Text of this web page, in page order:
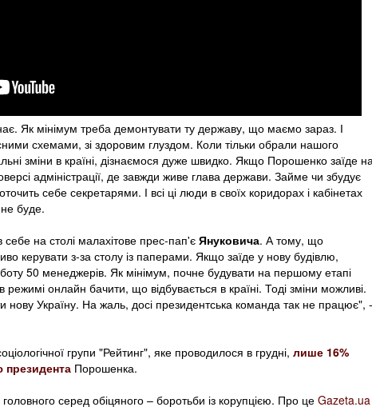
Як мінімум треба демонтувати ту державу, що маємо зараз. І
схемами, зі здоровим глуздом. Коли тільки обрали нашого
зміни в країні, дізнаємося дуже швидко. Якщо Порошенко заїде
адміністрації, де завжди живе глава держави. Займе чи збудує
себе секретарями. І всі ці люди в своїх коридорах і кабінетах
буде.
на столі малахітове прес-пап'є Януковича. А тому, що
керувати з-за столу із паперами. Якщо заїде у нову будівлю,
50 менеджерів. Як мінімум, почне будувати на першому етапі
онлайн бачити, що відбувається в країні. Тоді зміни можливі.
Україну. На жаль, досі президентська команда так не працює", -
групи "Рейтинг", яке проводилося в грудні, лише 16%
президента Порошенка.
серед обіцяного – боротьби із корупцією. Про це Gazeta.ua